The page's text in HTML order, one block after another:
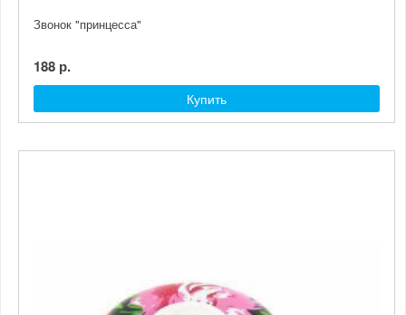
Звонок "принцесса"
188 р.
Купить